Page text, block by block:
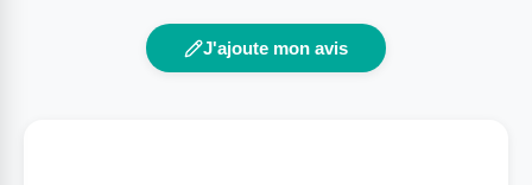
J'ajoute mon avis